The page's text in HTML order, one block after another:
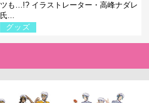
ツも…!? イラストレーター・高峰ナダレ
氏...
グッズ